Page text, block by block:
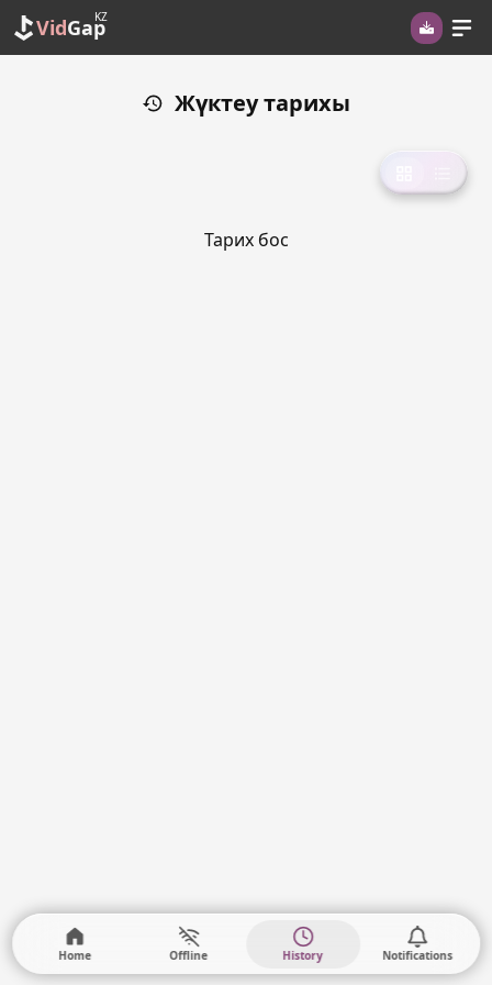
VidGap
KZ
Жүктеу тарихы
Тарих бос
Home Offline History Notifications